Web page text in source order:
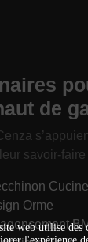
de
savoir-faire
Cucine
Orme
web utilise des
l'expérience